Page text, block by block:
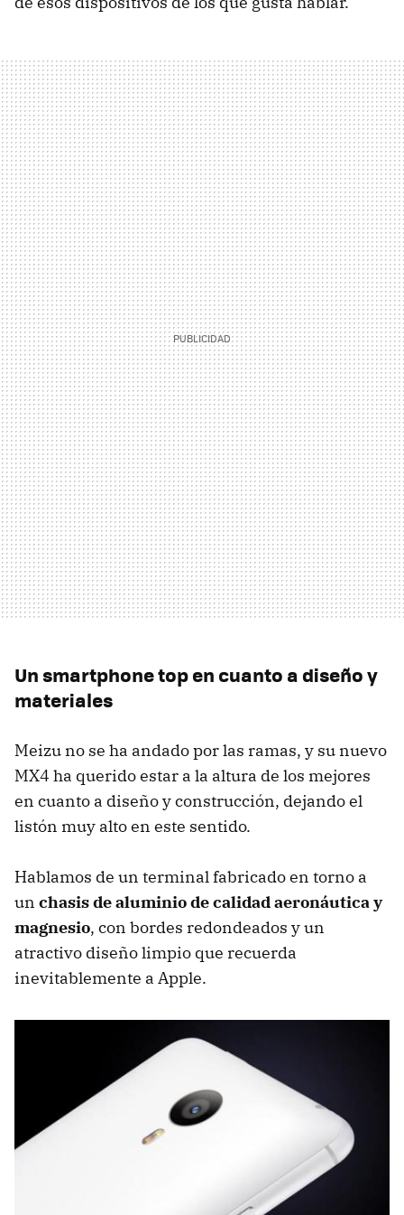
Un smartphone top en cuanto a diseño y
materiales
Meizu no se ha andado por las ramas, y su nuevo
MX4 ha querido estar a la altura de los mejores
en cuanto a diseño y construcción, dejando el
listón muy alto en este sentido.
Hablamos de un terminal fabricado en torno a
un chasis de aluminio de calidad aeronáutica y
magnesio, con bordes redondeados y un
atractivo diseño limpio que recuerda
inevitablemente a Apple.